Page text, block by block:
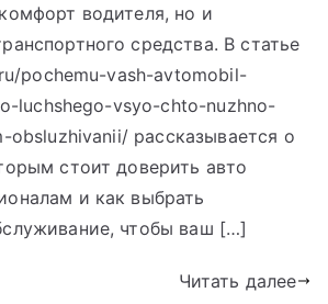
водителя, но и
средства. В статье
pochemu-vash-avtomobil-
luchshego-vsyo-chto-nuzhno-
obsluzhivanii/ рассказывается о
стоит доверить авто
и как выбрать
чтобы ваш […]
Читать далее